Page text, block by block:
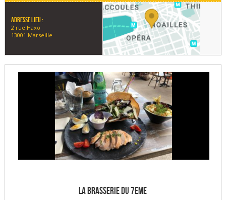
Adresse lieu :
2 rue Haxo
13001 Marseille
La brasserie du 7eme